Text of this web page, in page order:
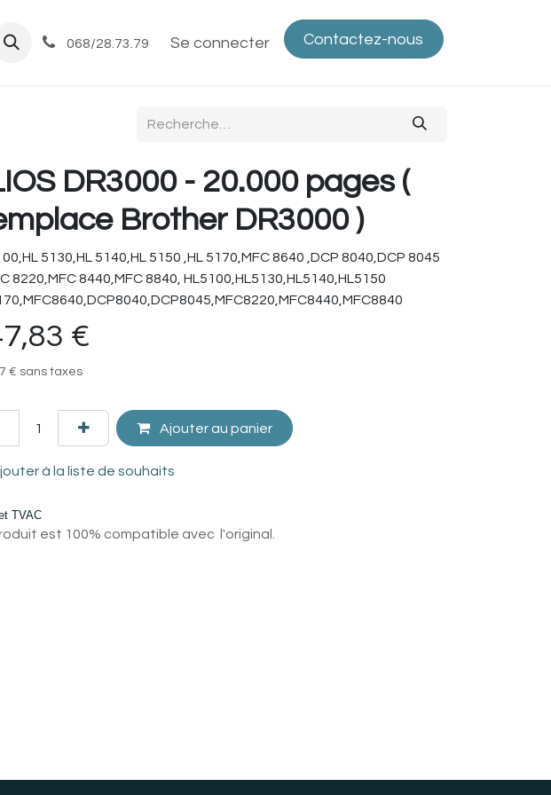
et livraisons Contactez-nous Politique de confidentialité
068/28.73.79 Se connecter Contactez-nous
DR3000 - 20.000 pages (
Brother DR3000 )
5130,HL 5140,HL 5150 ,HL 5170,MFC 8640 ,DCP 8040,DCP 8045
8220,MFC 8440,MFC 8840, HL5100,HL5130,HL5140,HL5150
€
€ sans taxes
Ajouter au panier
à la liste de souhaits
TVAC
est 100% compatible avec l'original.